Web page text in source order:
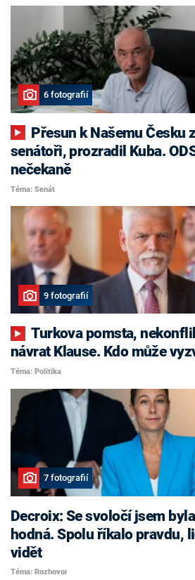
6 fotografií
senátoři, prozradil Kuba.
nečekaně
Téma: Senát
9 fotografií
Turkova pomsta, nekonfliktní Havlíček i
návrat Klause. Kdo může
Téma: Politika
7 fotografií
Decroix: Se svoločí jsem
hodná. Spolu říkalo pravdu,
vidět
Téma: Rozhovor